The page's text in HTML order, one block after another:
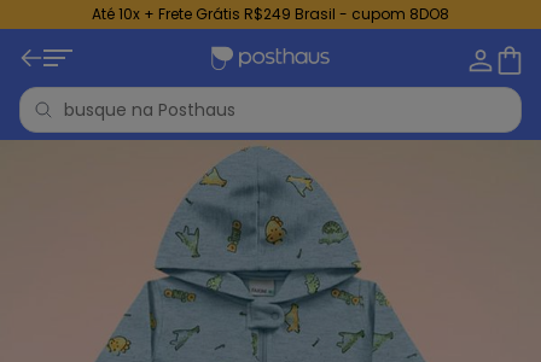
Até 10x + Frete Grátis R$249 Brasil - cupom 8DO8